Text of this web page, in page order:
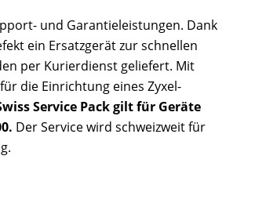
und Garantieleistungen. Dank
ein Ersatzgerät zur schnellen
per Kurierdienst geliefert. Mit
die Einrichtung eines Zyxel-
Service Pack gilt für Geräte
Der Service wird schweizweit für